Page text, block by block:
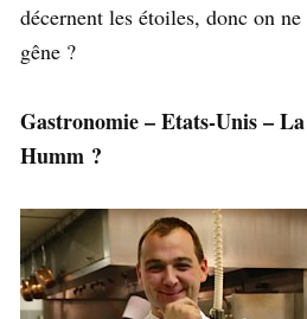
décernent les étoiles, donc on
gêne ?
Gastronomie – Etats-Unis –
Humm ?